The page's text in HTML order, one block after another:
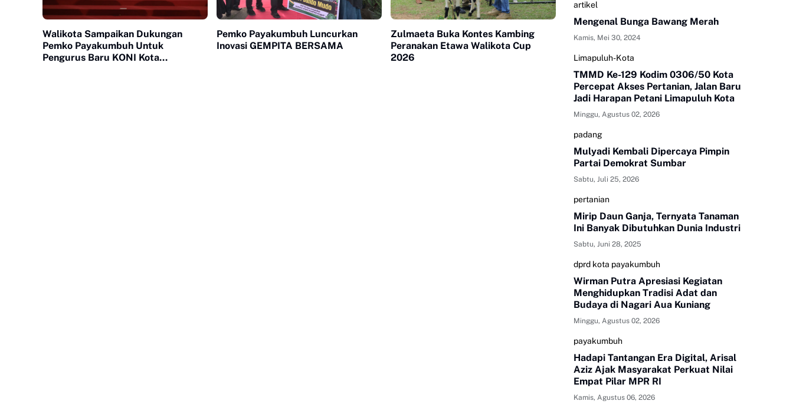
Walikota Sampaikan Dukungan
Pemko Payakumbuh Untuk
Pengurus Baru KONI Kota
Pemko Payakumbuh Luncurkan
Inovasi GEMPITA BERSAMA
Zulmaeta Buka Kontes Kambing
Peranakan Etawa Walikota Cup
2026
artikel
Mengenal Bunga Bawang Merah
Kamis, Mei 30, 2024
Limapuluh-Kota
TMMD Ke-129 Kodim 0306/50 Kota
Percepat Akses Pertanian, Jalan Baru
Jadi Harapan Petani Limapuluh Kota
Minggu, Agustus 02, 2026
padang
Mulyadi Kembali Dipercaya Pimpin
Partai Demokrat Sumbar
Sabtu, Juli 25, 2026
pertanian
Mirip Daun Ganja, Ternyata Tanaman
Ini Banyak Dibutuhkan Dunia Industri
Sabtu, Juni 28, 2025
dprd kota payakumbuh
Wirman Putra Apresiasi Kegiatan
Menghidupkan Tradisi Adat dan
Budaya di Nagari Aua Kuniang
Minggu, Agustus 02, 2026
payakumbuh
Hadapi Tantangan Era Digital, Arisal
Aziz Ajak Masyarakat Perkuat Nilai
Empat Pilar MPR RI
Kamis, Agustus 06, 2026